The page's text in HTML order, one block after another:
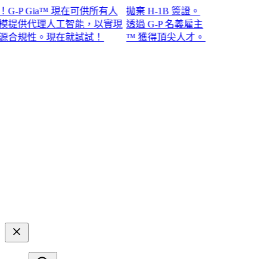
Gia™ 現在可供所有人
代理人工智能，以實現
性。現在就試試！​​
拋棄 H-1B 簽證。
透過 G-P 名義雇主
™ 獲得頂尖人才。​​